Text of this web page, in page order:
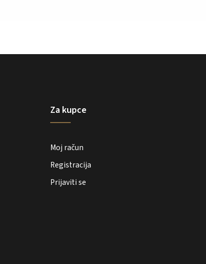
Za kupce
Moj račun
Registracija
Prijaviti se